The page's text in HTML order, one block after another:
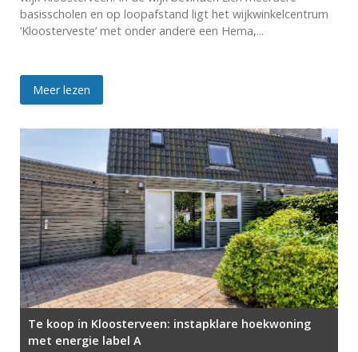
basisscholen en op loopafstand ligt het wijkwinkelcentrum
‘Kloosterveste’ met onder andere een Hema,...
Meer lezen
Te koop in Kloosterveen: instapklare hoekwoning
met energie label A